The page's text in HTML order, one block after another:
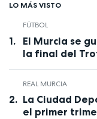
LO MÁS VISTO
FÚTBOL
El Murcia se
la final del
REAL MURCIA
La Ciudad
el primer